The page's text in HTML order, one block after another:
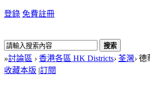
登錄 免費註冊
搜索
»討論區 › 香港各區 HK Districts› 荃灣› 德
收藏本版 |訂閱